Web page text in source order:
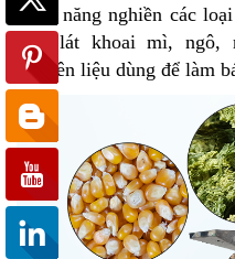
chức năng nghiền các
như lát khoai mì, ngô,
nguyên liệu dùng để làm